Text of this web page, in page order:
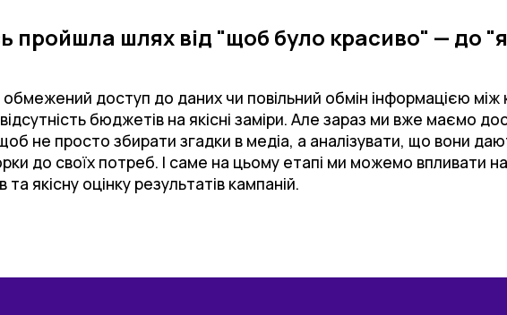
пройшла шлях від "щоб було красиво" — до
доступ до даних чи повільний обмін інформацією
відсутність бюджетів на якісні заміри. Але зараз ми вже маємо
не просто збирати згадки в медіа, а аналізувати, що вони
до своїх потреб. І саме на цьому етапі ми можемо впливати
якісну оцінку результатів кампаній.